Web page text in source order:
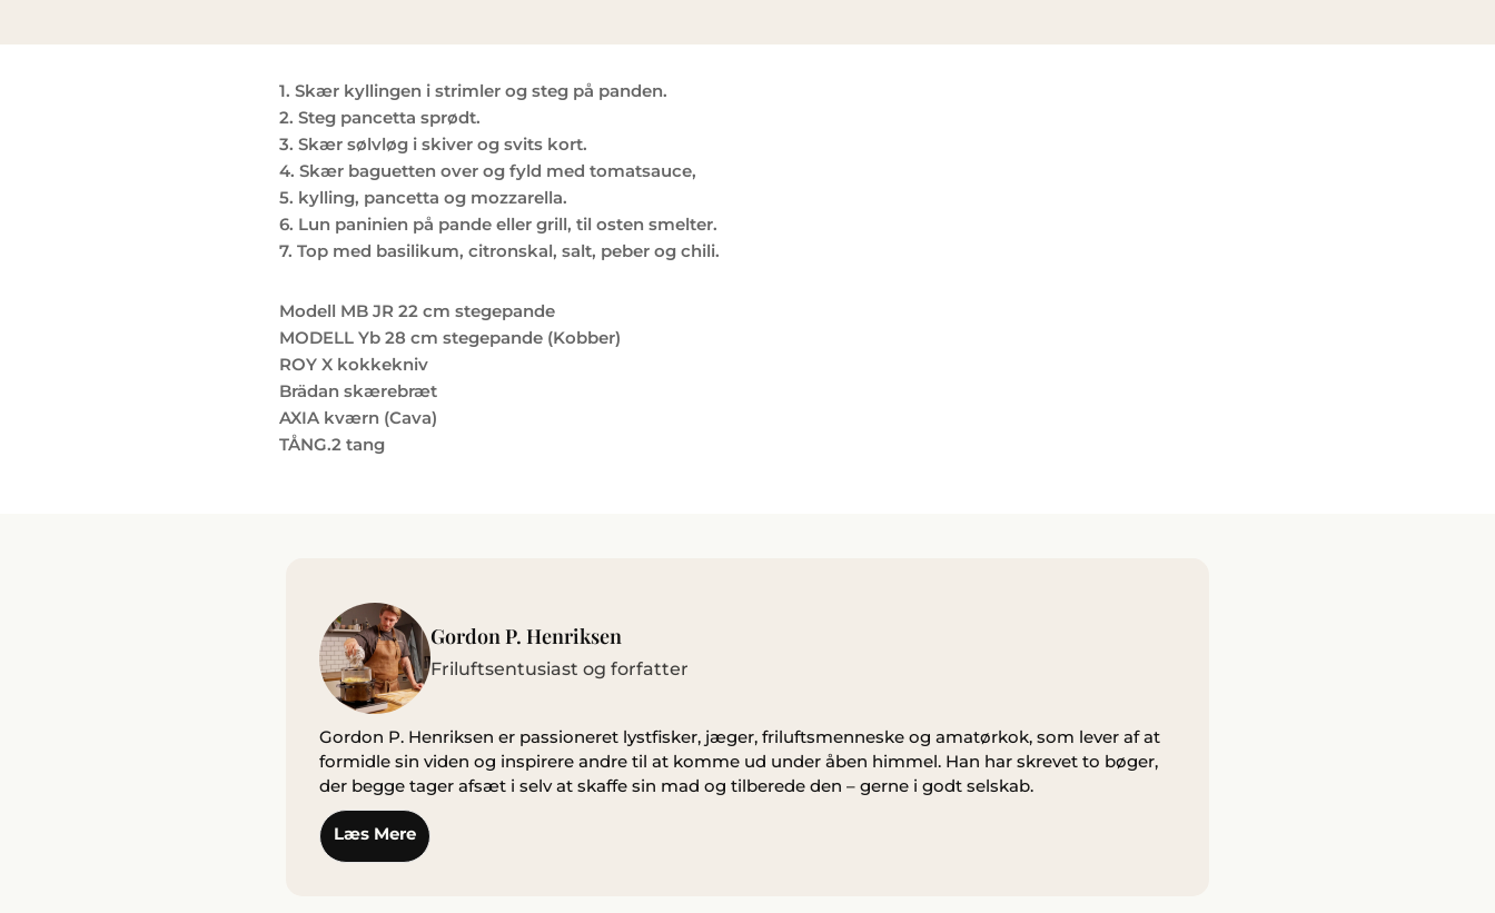
1. Skær kyllingen i strimler og steg på panden.
2. Steg pancetta sprødt.
3. Skær sølvløg i skiver og svits kort.
4. Skær baguetten over og fyld med tomatsauce,
5. kylling, pancetta og mozzarella.
6. Lun paninien på pande eller grill, til osten smelter.
7. Top med basilikum, citronskal, salt, peber og chili.
Modell MB JR 22 cm stegepande
MODELL Yb 28 cm stegepande (Kobber)
ROY X kokkekniv
Brädan skærebræt
AXIA kværn (Cava)
TÅNG.2 tang
Gordon P. Henriksen
Friluftsentusiast og forfatter
Gordon P. Henriksen er passioneret lystfisker, jæger, friluftsmenneske og amatørkok, som lever af at
formidle sin viden og inspirere andre til at komme ud under åben himmel. Han har skrevet to bøger,
der begge tager afsæt i selv at skaffe sin mad og tilberede den – gerne i godt selskab.
Læs Mere